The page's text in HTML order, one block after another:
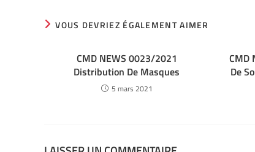
VOUS DEVRIEZ ÉGALEMENT AIMER
CMD NEWS 0023/2021
Distribution De Masques
5 mars 2021
CMD
De